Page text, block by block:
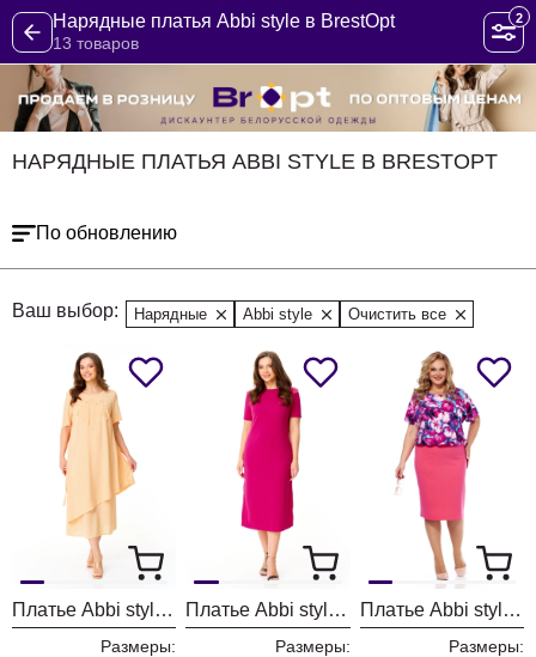
Нарядные платья Abbi style в BrestOpt
13 товаров
2
НАРЯДНЫЕ ПЛАТЬЯ ABBI STYLE В BRESTOPT
По обновлению
Ваш выбор: Нарядные Abbi style Очистить все
Платье Abbi style 1042
Размеры:
Платье Abbi style 1047 малина
Размеры:
Платье Abbi style 1039
Размеры: